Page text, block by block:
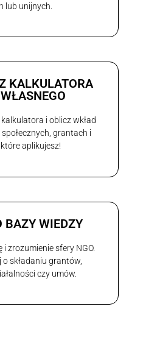
lub unijnych.
KALKULATORA
i oblicz wkład
grantach i
aplikujesz!
BAZY WIEDZY
zrozumienie sfery NGO.
o składaniu grantów,
czy umów.